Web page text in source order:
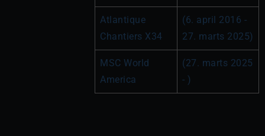
Atlantique
Chantiers X34
(6. april 2016 -
27. marts 2025)
MSC World
America
(27. marts 2025
- )